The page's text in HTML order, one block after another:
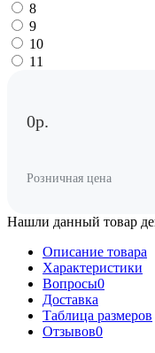
8
9
10
11
0р.
Розничная цена
Нашли данный товар
Описание товара
Характеристики
Вопросы0
Доставка
Таблица размеров
Отзывов0